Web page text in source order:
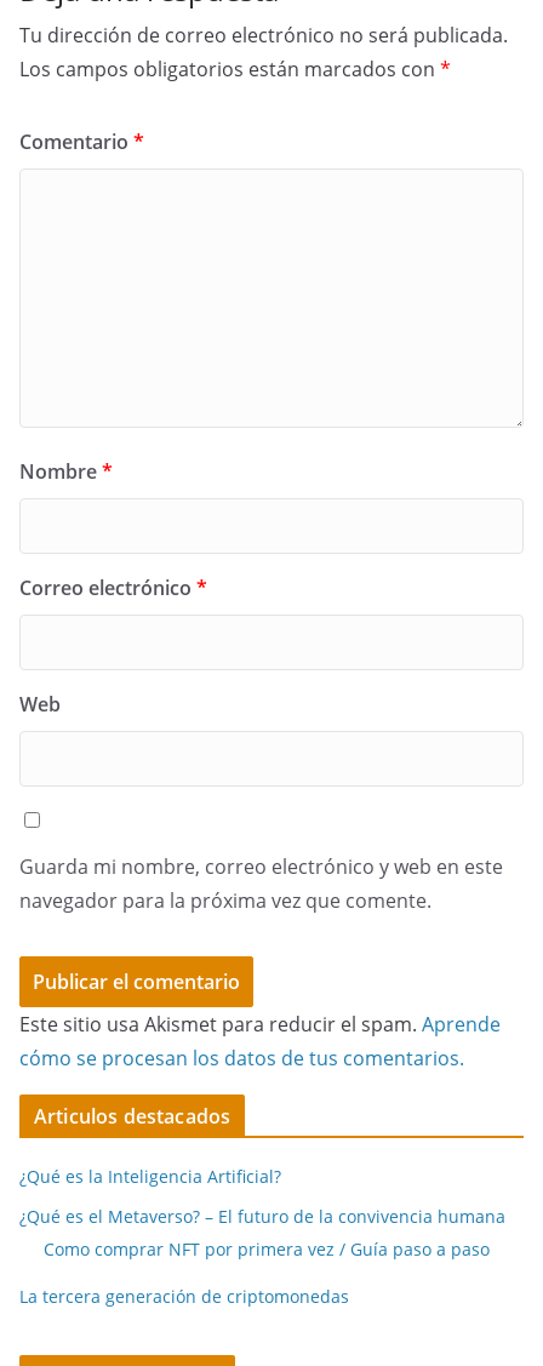
Tu dirección de correo electrónico no será publicada.
Los campos obligatorios están marcados con *
Comentario *
Nombre*
Correo electrónico *
Web
Guarda mi nombre, correo electrónico y web en este
navegador para la próxima vez que comente.
Este sitio usa Akismet para reducir el spam. Aprende
cómo se procesan los datos de tus comentarios.
Articulos destacados
¿Qué es la Inteligencia Artificial?
¿Qué es el Metaverso? – El futuro de la convivencia humana
Como comprar NFT por primera vez / Guía paso a paso
La tercera generación de criptomonedas